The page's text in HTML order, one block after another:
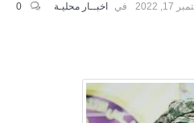
2022 في اخبــار محليـة 0